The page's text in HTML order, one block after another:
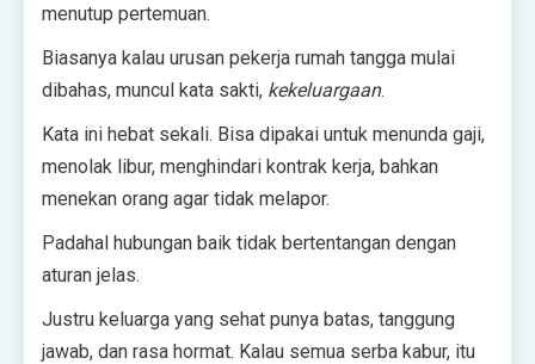
menutup pertemuan.
Biasanya kalau urusan pekerja rumah tangga mulai
dibahas, muncul kata sakti, kekeluargaan.
Kata ini hebat sekali. Bisa dipakai untuk menunda gaji,
menolak libur, menghindari kontrak kerja, bahkan
menekan orang agar tidak melapor.
Padahal hubungan baik tidak bertentangan dengan
aturan jelas.
Justru keluarga yang sehat punya batas, tanggung
jawab, dan rasa hormat. Kalau semua serba kabur, itu